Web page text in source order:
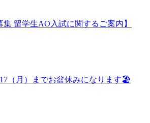
集 留学生AO入試に関するご案内】
（月）までお盆休みになります🏖